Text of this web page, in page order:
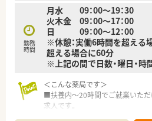
勤務
時間
月水 09：00〜19：30
火木金 09：00〜17：00
日 09：00〜12：00
※休憩：実働6時間を超える
超える場合に60分
※上記の間で日数・曜日・時
＜こんな薬局です＞
■扶養内～20時間でご就業いた
求人です。